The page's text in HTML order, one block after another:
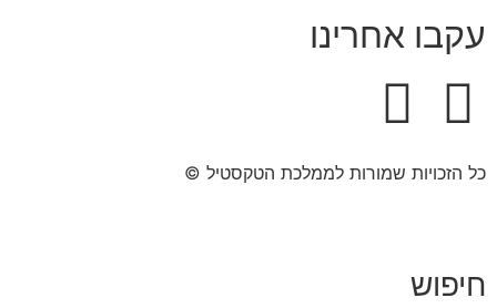
עקבו אחרינו
כל הזכויות שמורות לממלכת הטקסטיל ©​
חיפוש